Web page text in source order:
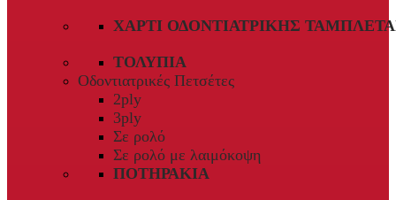
ΧΑΡΤΊ ΟΔΟΝΤΙΑΤΡΙΚΉΣ
ΤΟΛΎΠΙΑ
Οδοντιατρικές Πετσέτες
2ply
3ply
Σε ρολό
Σε ρολό με λαιμόκοψη
ΠΟΤΗΡΆΚΙΑ